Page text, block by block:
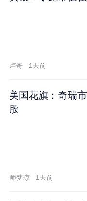
卢奇 1天前
美国花旗：奇瑞
股
师梦琼 1天前